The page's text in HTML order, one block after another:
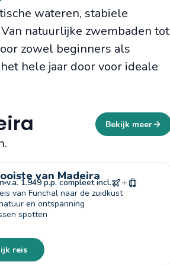
wateren, stabiele
natuurlijke zwembaden tot
zowel beginners als
hele jaar door voor ideale
Bekijk meer
van Madeira
v.a. 1.949 p.p. compleet incl.
van Funchal naar de zuidkust
en ontspanning
spotten
reis